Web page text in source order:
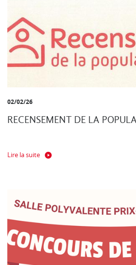
02/02/26
RECENSEMENT DE LA
Lire la suite